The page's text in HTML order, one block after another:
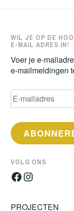
WIL JE OP DE
E-MAIL ADRES IN!
Voer je e-
e-mailmeldingen
E-
mailadres
VOLG ONS
Facebook
Instagram
PROJECTEN